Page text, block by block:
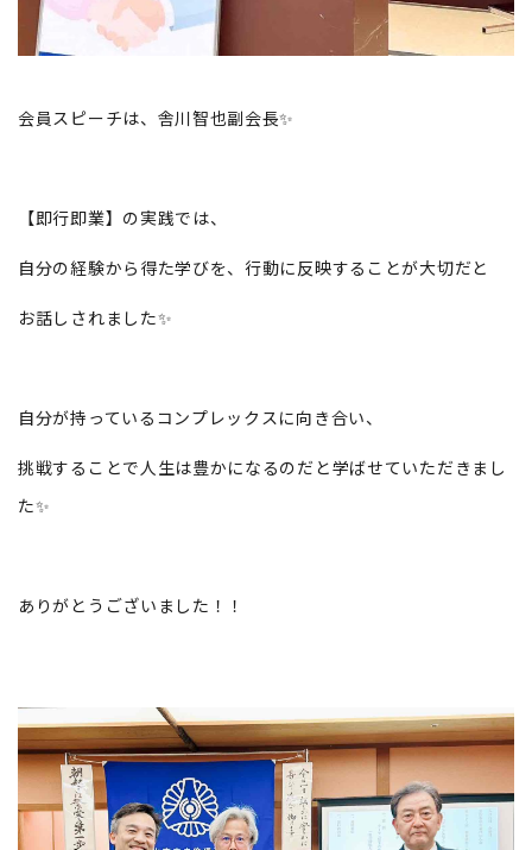
会員スピーチは、舎川智也副会長✨
【即行即業】の実践では、
自分の経験から得た学びを、行動に反映することが大切だと
お話しされました✨
自分が持っているコンプレックスに向き合い、
挑戦することで人生は豊かになるのだと学ばせていただきまし
た✨
ありがとうございました！！